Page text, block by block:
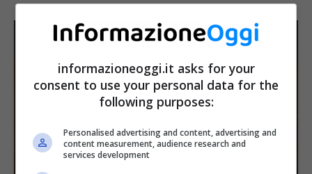
informazioneoggi.it asks for your
consent to use your personal data for the
following purposes:
Personalised advertising and content, advertising and
content measurement, audience research and
services development